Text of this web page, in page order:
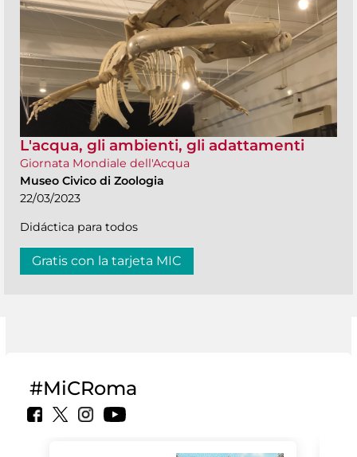
L'acqua, gli ambienti, gli adattamenti
Giornata Mondiale dell'Acqua
Museo Civico di Zoologia
22/03/2023
Didáctica para todos
Gratis con la tarjeta MIC
#MiCRoma